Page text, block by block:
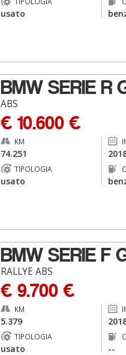
usato
BMW SERIE R
ABS
€ 10.600 €
KM
74.251
TIPOLOGIA
usato
BMW SERIE F
RALLYE ABS
€ 9.700 €
KM
5.379
TIPOLOGIA
usato --